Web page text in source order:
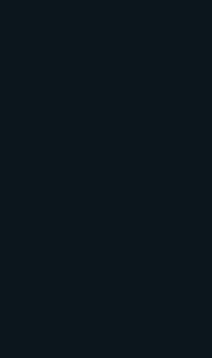
letzten Prüfung ermitteltes
gegen diese
haftet der Pflichtige nach §§ 823,
hierdurch verursachten Schäden
ZfB 1995 (Nr. 5), 39; Rn. 15
Juni 1976 - 8 U 233/74 -, Juris-
um ein schuldhaftes
Schaden dem Unterlassenden nur
pflichtgemäßem Verhalten mit
wäre. Die bloße
genügt nicht (BGHZ 64,
(434); Palandt/Heinrichs, BGB,
Rn. 84).
ist der Beklagten ein
bei Überwachung und
unter der Eisenbahnbrücke G,
bei Überprüfung der
wahrgenommen.
Fahrrinne im fraglichen Abschnitt
der Schleuse C bis zur